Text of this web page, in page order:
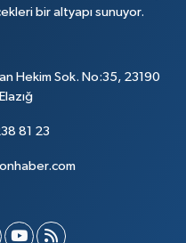
bir altyapı sunuyor.
Hekim Sok. No:35, 23190
81 23